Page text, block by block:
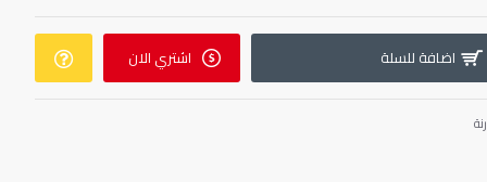
اضافة للسلة اشتري الان